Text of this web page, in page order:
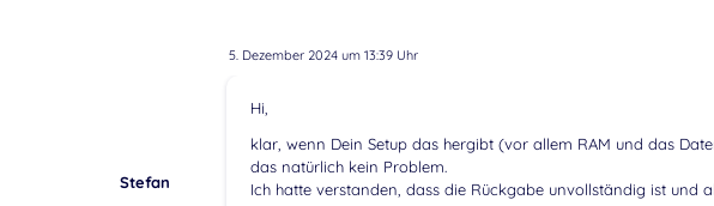
5. Dezember 2024 um 13:39 Uhr
Stefan
Hi,
klar, wenn Dein Setup das hergibt (vor allem RAM und das
das natürlich kein Problem.
Ich hatte verstanden, dass die Rückgabe unvollständig ist und